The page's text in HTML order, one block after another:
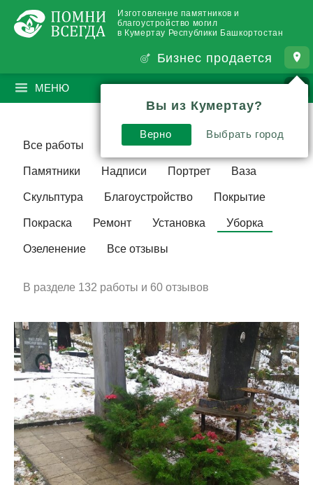
Изготовление памятников и
благоустройство могил
в Кумертау Республики Башкортостан
Бизнес продается
МЕНЮ ПОИСК
Все работы Комплекс 3D модель
Памятники Надписи Портрет Ваза
Скульптура Благоустройство Покрытие
Покраска Ремонт Установка Уборка
Озеленение Все отзывы
В разделе 132 работы и 60 отзывов
Вы из Кумертау?
Верно Выбрать город